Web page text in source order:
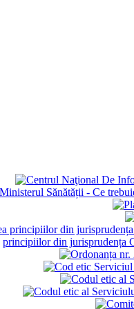
principiilor din jurisprudența